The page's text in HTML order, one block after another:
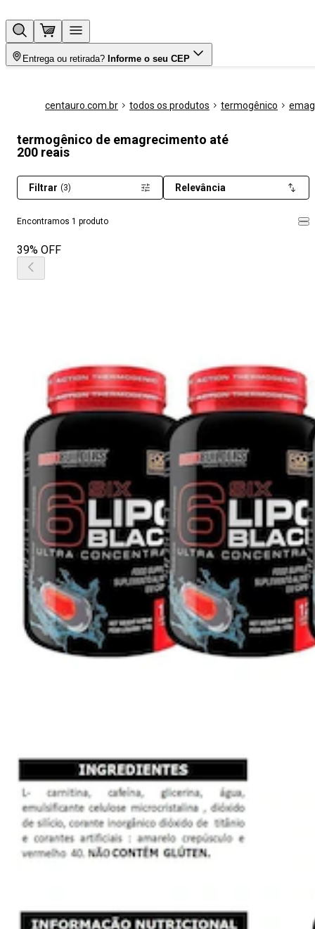
Entrega ou retirada? Informe o seu CEP
centauro.com.br todos os produtos termogênico
termogênico de emagrecimento até
200 reais
Encontramos 1 produto
Filtrar (3) Relevância
39% OFF